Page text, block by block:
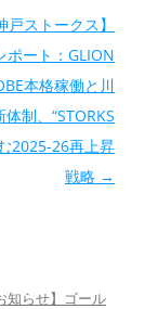
戸ストークス】
ポート：GLION
本格稼働と川
制、“STORKS
2025-26再上昇
戦略 →
知らせ】ゴール